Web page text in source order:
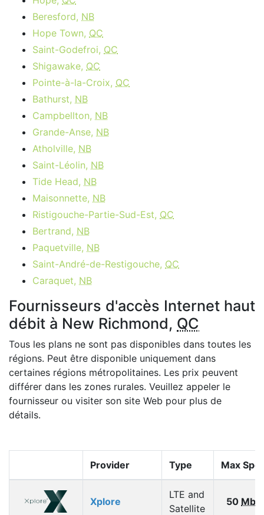
Beresford, NB
Hope Town, QC
Saint-Godefroi, QC
Shigawake, QC
Pointe-à-la-Croix, QC
Bathurst, NB
Campbellton, NB
Grande-Anse, NB
Atholville, NB
Saint-Léolin, NB
Tide Head, NB
Maisonnette, NB
Ristigouche-Partie-Sud-Est, QC
Bertrand, NB
Paquetville, NB
Saint-André-de-Restigouche, QC
Caraquet, NB
Fournisseurs d'accès Internet haut
débit à New Richmond, QC
Tous les plans ne sont pas disponibles dans toutes les
régions. Peut être disponible uniquement dans
certaines régions métropolitaines. Les prix peuvent
différer dans les zones rurales. Veuillez appeler le
fournisseur ou visiter son site Web pour plus de
détails.
Provider Type Max
Xplore
LTE and
Satellite
50